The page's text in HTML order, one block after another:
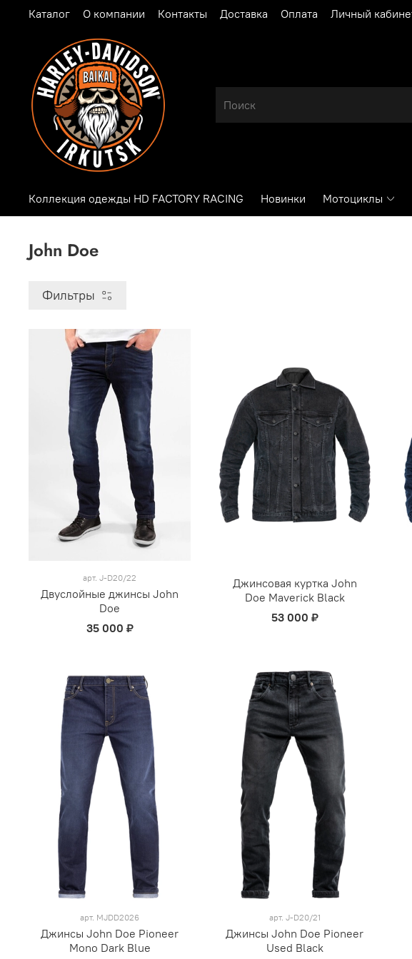
Каталог О компании Контакты Доставка Оплата Личный
Коллекция одежды HD FACTORY RACING Новинки Мотоциклы
John Doe
Фильтры
арт.J-D20/22
Двуслойные джинсы John
Doe
35 000 ₽
Джинсовая куртка John
Doe Maverick Black
53 000 ₽
арт. MJDD2026
Джинсы John Doe Pioneer
Mono Dark Blue
арт. J-D20/21
Джинсы John Doe Pioneer
Used Black